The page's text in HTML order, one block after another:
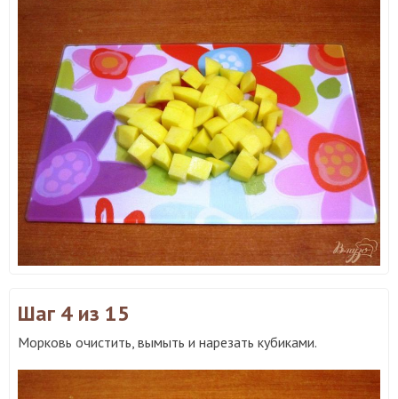
Шаг 4 из 15
Морковь очистить, вымыть и нарезать кубиками.